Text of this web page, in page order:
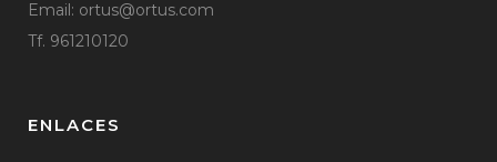
Email: ortus@ortus.com
Tf. 961210120
ENLACES